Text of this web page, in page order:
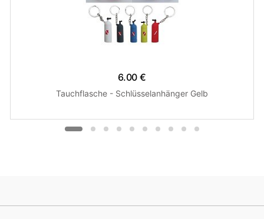
6.00 €
Tauchflasche - Schlüsselanhänger Gelb